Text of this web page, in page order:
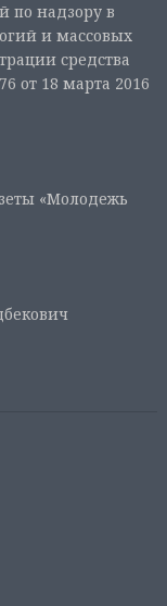
по надзору в
и массовых
средства
от 18 марта 2016
«Молодежь